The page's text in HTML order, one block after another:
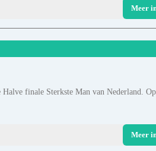
Meer
finale Sterkste Man van Nederland.
Meer